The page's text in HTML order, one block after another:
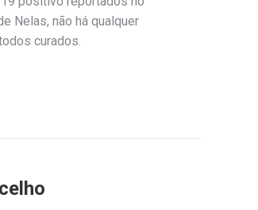
Nelas, não há qualquer
curados.